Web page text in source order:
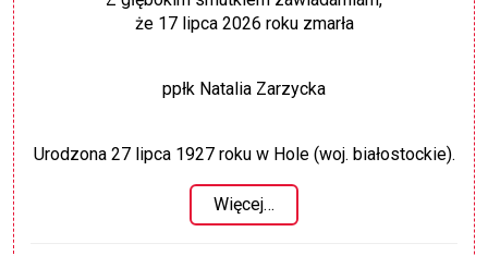
że 17 lipca 2026 roku zmarła
ppłk Natalia Zarzycka
Urodzona 27 lipca 1927 roku w Hole (woj. białostockie).
Więcej…